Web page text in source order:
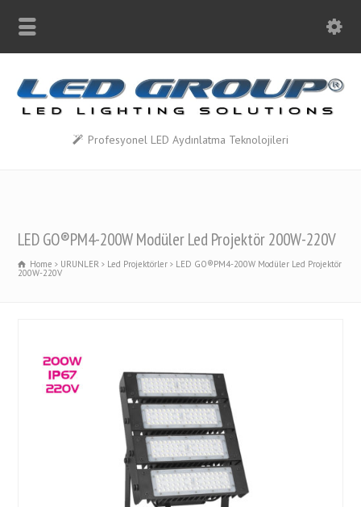
Profesyonel LED Aydınlatma Teknolojileri
LED GO®PM4-200W Modüler Led Projektör 200W-220V
Home URUNLER Led Projektörler LED GO®PM4-200W Modüler Led Projektör
200W-220V